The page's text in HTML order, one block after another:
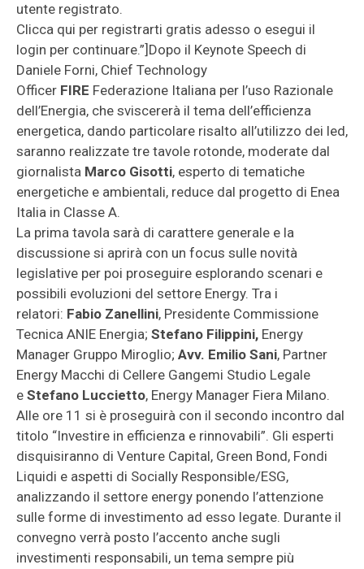
utente registrato.
Clicca qui per registrarti gratis adesso o esegui il
login per continuare.”]Dopo il Keynote Speech di
Daniele Forni, Chief Technology
Officer FIRE Federazione Italiana per l’uso Razionale
dell’Energia, che sviscererà il tema dell’efficienza
energetica, dando particolare risalto all’utilizzo dei led,
saranno realizzate tre tavole rotonde, moderate dal
giornalista Marco Gisotti, esperto di tematiche
energetiche e ambientali, reduce dal progetto di Enea
Italia in Classe A.
La prima tavola sarà di carattere generale e la
discussione si aprirà con un focus sulle novità
legislative per poi proseguire esplorando scenari e
possibili evoluzioni del settore Energy. Tra i
relatori: Fabio Zanellini, Presidente Commissione
Tecnica ANIE Energia; Stefano Filippini, Energy
Manager Gruppo Miroglio; Avv. Emilio Sani, Partner
Energy Macchi di Cellere Gangemi Studio Legale
e Stefano Luccietto, Energy Manager Fiera Milano.
Alle ore 11 si è proseguirà con il secondo incontro dal
titolo “Investire in efficienza e rinnovabili”. Gli esperti
disquisiranno di Venture Capital, Green Bond, Fondi
Liquidi e aspetti di Socially Responsible/ESG,
analizzando il settore energy ponendo l’attenzione
sulle forme di investimento ad esso legate. Durante il
convegno verrà posto l’accento anche sugli
investimenti responsabili, un tema sempre più